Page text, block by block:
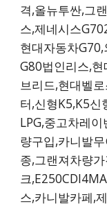
격,올뉴투싼,그
스,제네시스
현대자동차
G80법인리스,
브리드,현대벨
터,신형K5,K5신
LPG,중고차레
량구입,카니발
종,그랜져차량
크
스,카니발카페,